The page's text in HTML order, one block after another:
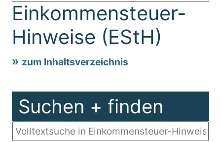
Einkommensteuer-
Hinweise (EStH)
zum Inhaltsverzeichnis
Suchen + finden